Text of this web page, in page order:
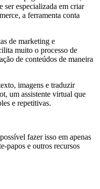
ser especializada em criar
a ferramenta conta
de marketing e
muito o processo de
de conteúdos de maneira
imagens e traduzir
um assistente virtual que
e repetitivas.
fazer isso em apenas
papos e outros recursos